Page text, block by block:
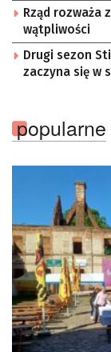
Rząd rozważa
wątpliwości
Drugi sezon
zaczyna się w
popularne